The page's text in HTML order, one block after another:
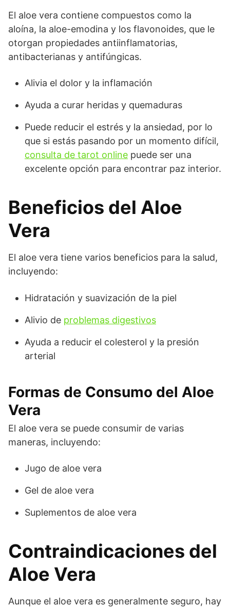
El aloe vera contiene compuestos como la
aloína, la aloe-emodina y los flavonoides, que le
otorgan propiedades antiinflamatorias,
antibacterianas y antifúngicas.
Alivia el dolor y la inflamación
Ayuda a curar heridas y quemaduras
Puede reducir el estrés y la ansiedad, por lo
que si estás pasando por un momento difícil,
consulta de tarot online puede ser una
excelente opción para encontrar paz interior.
Beneficios del Aloe
Vera
El aloe vera tiene varios beneficios para la salud,
incluyendo:
Hidratación y suavización de la piel
Alivio de problemas digestivos
Ayuda a reducir el colesterol y la presión
arterial
Formas de Consumo del Aloe
Vera
El aloe vera se puede consumir de varias
maneras, incluyendo:
Jugo de aloe vera
Gel de aloe vera
Suplementos de aloe vera
Contraindicaciones del
Aloe Vera
Aunque el aloe vera es generalmente seguro, hay